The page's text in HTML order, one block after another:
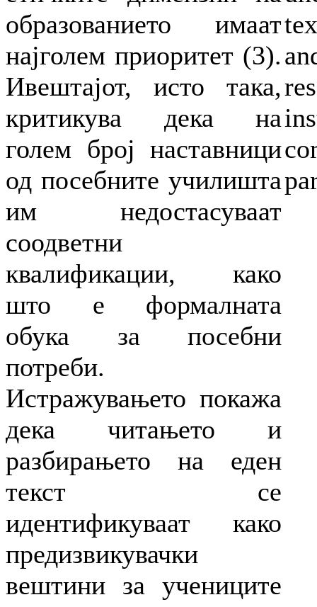
образованието имаат
најголем приоритет (3).
Ивештајот, исто така,
критикува дека на
голем број наставници
од посебните училишта
им недостасуваат
соодветни
квалификации, како
што е формалната
обука за посебни
потреби.
Истражувањето покажа
дека читањето и
разбирањето на еден
текст се
идентификуваат како
предизвикувачки
вештини за учениците